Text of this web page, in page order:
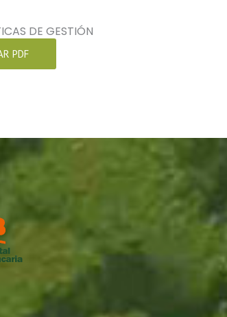
DE GESTIÓN
PDF